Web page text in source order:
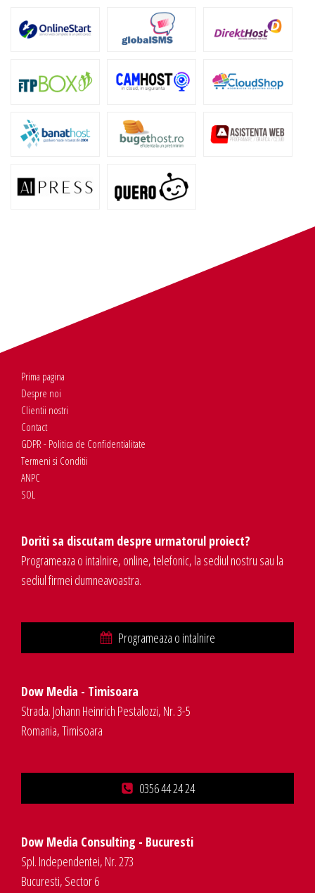
Prima pagina
Despre noi
Clientii nostri
Contact
GDPR - Politica de Confidentialitate
Termeni si Conditii
ANPC
SOL
Doriti sa discutam despre urmatorul proiect?
Programeaza o intalnire, online, telefonic, la sediul nostru sau la
sediul firmei dumneavoastra.
Programeaza o intalnire
Dow Media - Timisoara
Strada. Johann Heinrich Pestalozzi, Nr. 3-5
Romania, Timisoara
0356 44 24 24
Dow Media Consulting - Bucuresti
Spl. Independentei, Nr. 273
Bucuresti, Sector 6